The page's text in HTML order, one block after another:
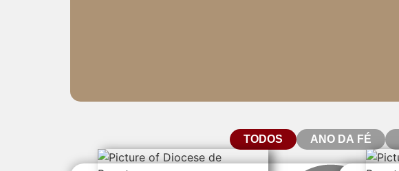
ANO DA FÉ
TODOS